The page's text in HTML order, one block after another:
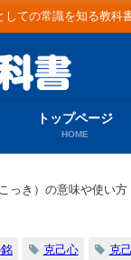
しての常識を知る教科
トップページ
HOME
っき）の意味や使い方
克己心 克